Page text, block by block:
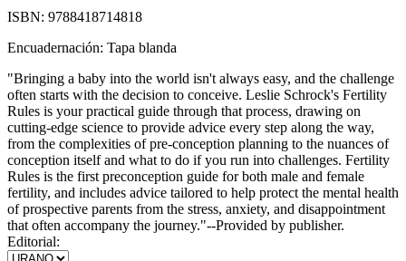
ISBN: 9788418714818
Encuadernación: Tapa blanda
"Bringing a baby into the world isn't always easy, and the challenge
often starts with the decision to conceive. Leslie Schrock's Fertility
Rules is your practical guide through that process, drawing on
cutting-edge science to provide advice every step along the way,
from the complexities of pre-conception planning to the nuances of
conception itself and what to do if you run into challenges. Fertility
Rules is the first preconception guide for both male and female
fertility, and includes advice tailored to help protect the mental health
of prospective parents from the stress, anxiety, and disappointment
that often accompany the journey."--Provided by publisher.
Editorial: